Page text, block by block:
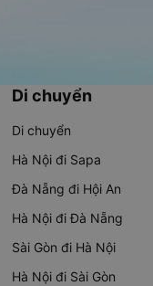
Di chuyển
Di chuyển
Hà Nội đi Sapa
Đà Nẵng đi Hội An
Hà Nội đi Đà Nẵng
Sài Gòn đi Hà Nội
Hà Nội đi Sài Gòn